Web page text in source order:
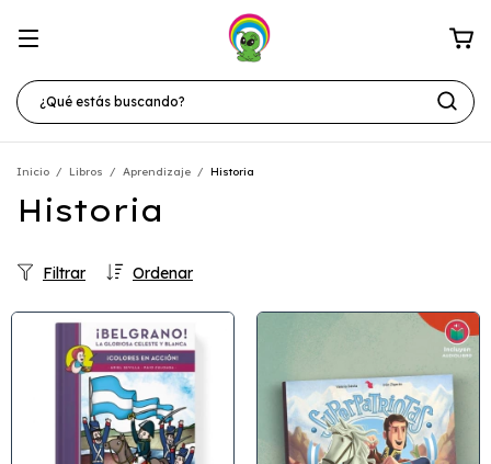
Inicio / Libros / Aprendizaje / Historia
Historia
Ordenar
Filtrar